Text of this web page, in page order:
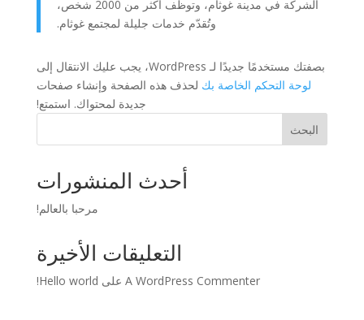
الشركة في مدينة غوثام، وتوظف أكثر من 2000 شخص،
وتُقدّم خدمات جليلة لمجتمع غوثام.
بصفتك مستخدمًا جديدًا لـ WordPress، يجب عليك الانتقال إلى
لوحة التحكم الخاصة بك لحذف هذه الصفحة وإنشاء صفحات
جديدة لمحتواك. استمتع!
البحث
أحدث المنشورات
مرحبا بالعالم!
التعليقات الأخيرة
A WordPress Commenter على Hello world!